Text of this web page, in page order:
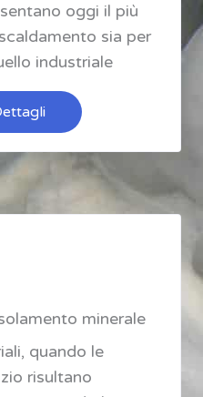
oggi il più
sia per
industriale
minerale
quando le
risultano